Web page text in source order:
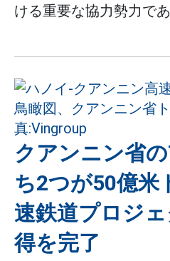
ける重要な協力勢力で
クアンニン省
ち2つが50億米
速鉄道プロジ
得を完了